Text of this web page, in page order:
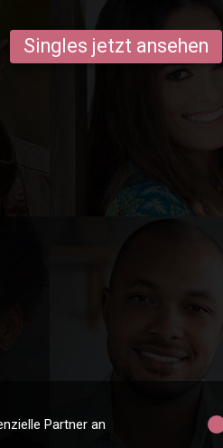
Singles jetzt ansehen
Partner an